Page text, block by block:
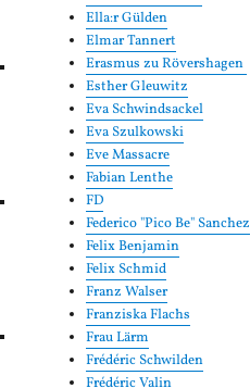
Ella:r Gülden
Elmar Tannert
Erasmus zu Rövershagen
Esther Gleuwitz
Eva Schwindsackel
Eva Szulkowski
Eve Massacre
Fabian Lenthe
FD
Federico "Pico Be" Sanchez
Felix Benjamin
Felix Schmid
Franz Walser
Franziska Flachs
Frau Lärm
Frédéric Schwilden
Frédéric Valin